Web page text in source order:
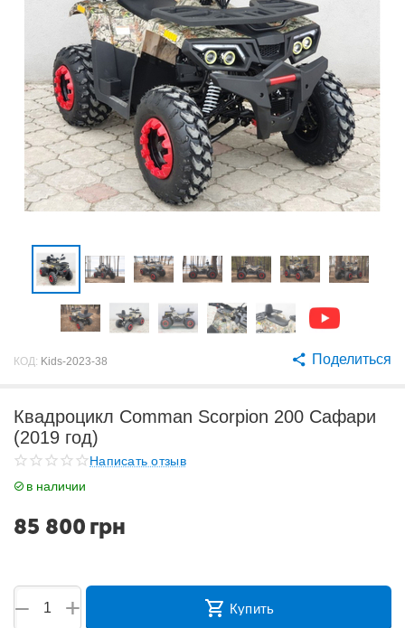
КОД: Kids-2023-38 Поделиться
Квадроцикл Comman Scorpion 200 Сафари
(2019 год)
Написать отзыв
в наличии
85 800 грн
+
− Купить